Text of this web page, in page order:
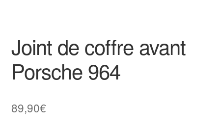
Joint de coffre avant
Porsche 964
89,90€